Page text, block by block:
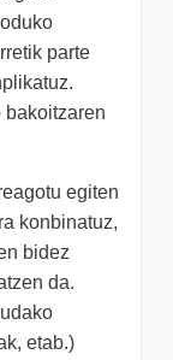
parte
bakoitzaren
egiten
konbinatuz,
bidez
da.
etab.)